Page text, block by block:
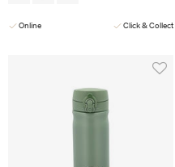
Online Click & Collect